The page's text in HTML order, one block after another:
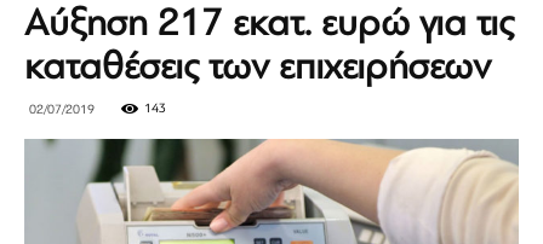
Αύξηση 217 εκατ. ευρώ για τις
καταθέσεις των επιχειρήσεων
02/07/2019 143